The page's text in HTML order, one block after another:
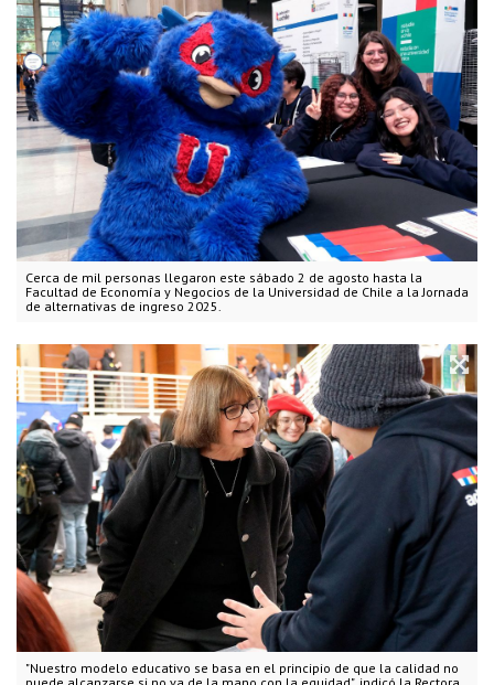
Cerca de mil personas llegaron este sábado 2 de agosto hasta la
Facultad de Economía y Negocios de la Universidad de Chile a la Jornada
de alternativas de ingreso 2025.
"Nuestro modelo educativo se basa en el principio de que la calidad no